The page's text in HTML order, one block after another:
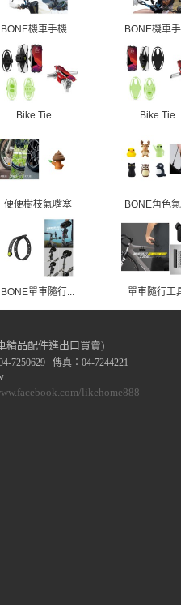
BONE機車手機... BONE機車
Bike Tie... Bike
便便樹枝氣嘴塞 BONE角色
BONE單車隨行... 單車隨行工
精品配件進出口買賣)
7250629 傳真：04-7244221
likehome888